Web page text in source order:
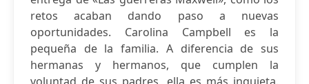
retos acaban dando paso a nuevas
oportunidades. Carolina Campbell es la
pequeña de la familia. A diferencia de sus
hermanas y hermanos, que cumplen la